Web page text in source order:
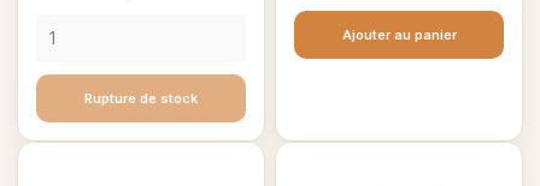
Rupture de stock
Ajouter au panier